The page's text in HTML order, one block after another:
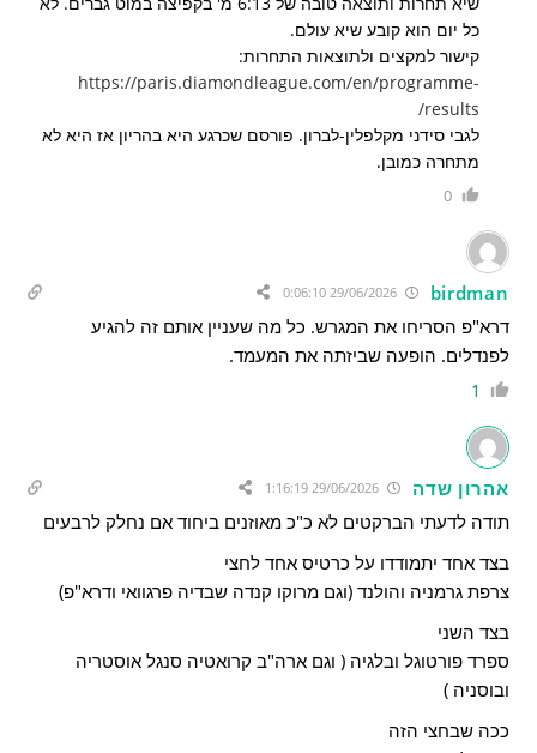
כל יום הוא קובע שיא עולם.
קישור למקצים ולתוצאות התחרות:
https://paris.diamondleague.com/en/programme-
results/
לגבי סידני מקלפלין-לברון. פורסם שכרגע היא בהריון אז היא לא
מתחרה כמובן.
0
birdman
29/06/2026 0:06:10
דרא"פ הסריחו את המגרש. כל מה שעניין אותם זה להגיע
לפנדלים. הופעה שביזתה את המעמד.
1
אהרון שדה
תודה לדעתי הברקטים לא כ"כ מאוזנים ביחוד אם נחלק לרבעים
בצד אחד יתמודדו על כרטיס אחד לחצי
צרפת גרמניה והולנד (וגם מרוקו קנדה שבדיה פרגוואי ודרא"פ)
בצד השני
ספרד פורטוגל ובלגיה ( וגם ארה"ב קרואטיה סנגל אוסטריה
ובוסניה )
ככה שבחצי הזה